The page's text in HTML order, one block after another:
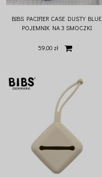
BIBS PACIFIER CASE DUSTY BLUE
POJEMNIK NA 3 SMOCZKI
59,00 zł